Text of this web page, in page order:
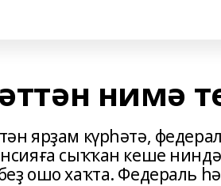
нимә
ярҙам күрһәтә,
сыҡҡан кеше
ошо хаҡта. Федераль